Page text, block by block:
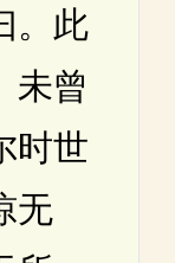
。此
未曾
时世
无